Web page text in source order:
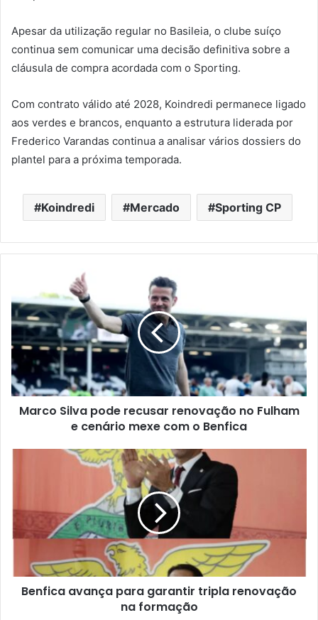
Apesar da utilização regular no Basileia, o clube suíço
continua sem comunicar uma decisão definitiva sobre a
cláusula de compra acordada com o Sporting.
Com contrato válido até 2028, Koindredi permanece ligado
aos verdes e brancos, enquanto a estrutura liderada por
Frederico Varandas continua a analisar vários dossiers do
plantel para a próxima temporada.
Koindredi Mercado Sporting CP
Marco Silva pode recusar renovação no Fulham
e cenário mexe com o Benfica
Benfica avança para garantir tripla renovação
na formação